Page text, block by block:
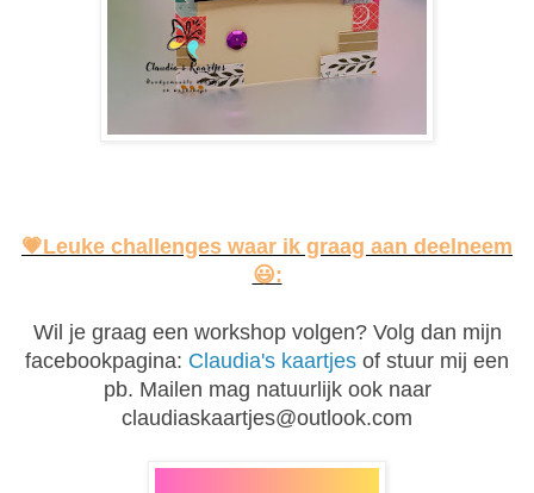
💗Leuke challenges waar ik graag aan deelneem
😃:
Wil je graag een workshop volgen? Volg dan mijn
facebookpagina: Claudia's kaartjes of stuur mij een
pb. Mailen mag natuurlijk ook naar
claudiaskaartjes@outlook.com